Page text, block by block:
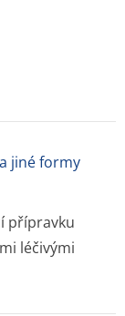
jiné formy
přípravku
léčivými